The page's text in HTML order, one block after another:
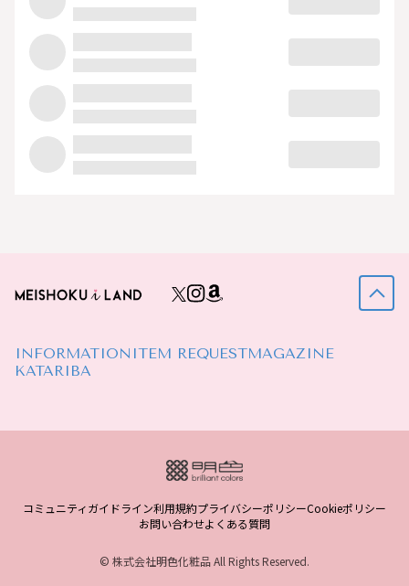
INFORMATION ITEM REQUESTMAGAZINE
KATARIBA
コミュニティガイドライン利用規約プライバシーポリシーCookieポリシー
お問い合わせよくある質問
© 株式会社明色化粧品 All Rights Reserved.